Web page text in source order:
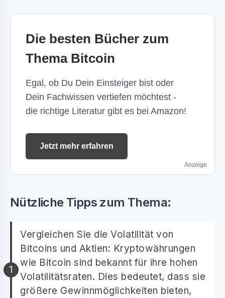
Die besten Bücher zum
Thema Bitcoin
Egal, ob Du Dein Einsteiger bist oder
Dein Fachwissen vertiefen möchtest -
die richtige Literatur gibt es bei Amazon!
Jetzt mehr erfahren
Anzeige
Nützliche Tipps zum Thema:
Vergleichen Sie die Volatilität von
Bitcoins und Aktien: Kryptowährungen
wie Bitcoin sind bekannt für ihre hohen
Volatilitätsraten. Dies bedeutet, dass sie
größere Gewinnmöglichkeiten bieten,